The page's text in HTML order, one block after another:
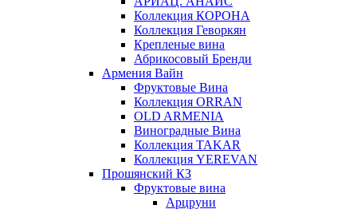
Коллекция КОРОНА
Коллекция Геворкян
Крепленые вина
Абрикосовый Бренди
Армения Вайн
Фруктовые Вина
Коллекция ORRAN
OLD ARMENIA
Виноградные Вина
Коллекция TAKAR
Коллекция YEREVAN
Прошянский КЗ
Фруктовые вина
Арцруни